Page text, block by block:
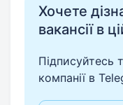
Хочете
вакансії в
Підписуйтесь
компанії в